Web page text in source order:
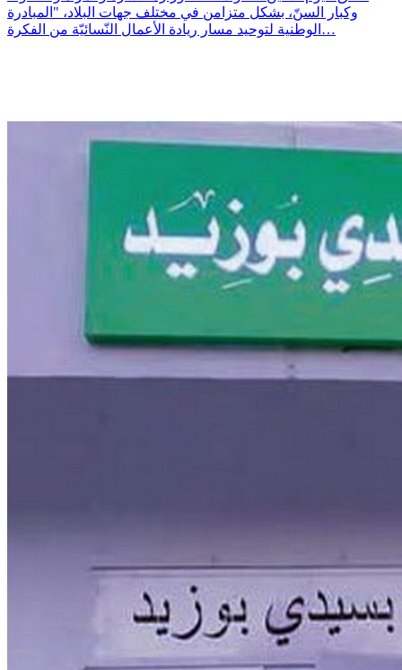
وكبار السنّ، بشكل متزامن في مختلف جهات البلاد، "المبادرة
الوطنية لتوحيد مسار ريادة الأعمال النّسائيّة من الفكرة…